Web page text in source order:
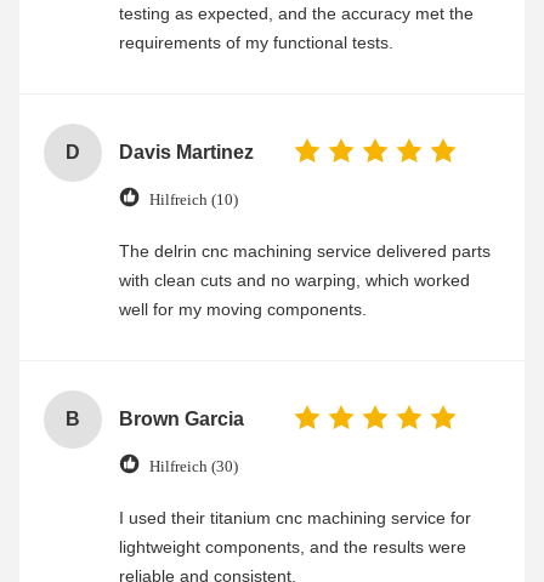
testing as expected, and the accuracy met the
requirements of my functional tests.
D Davis Martinez
Hilfreich (10)
The delrin cnc machining service delivered parts
with clean cuts and no warping, which worked
well for my moving components.
B Brown Garcia
Hilfreich (30)
I used their titanium cnc machining service for
lightweight components, and the results were
reliable and consistent.